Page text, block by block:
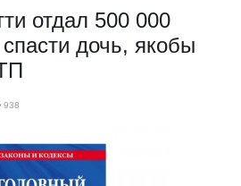
отдал 500 000
дочь, якобы
938